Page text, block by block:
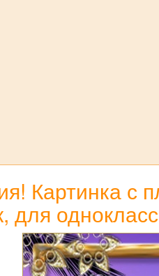
Картинка с
для